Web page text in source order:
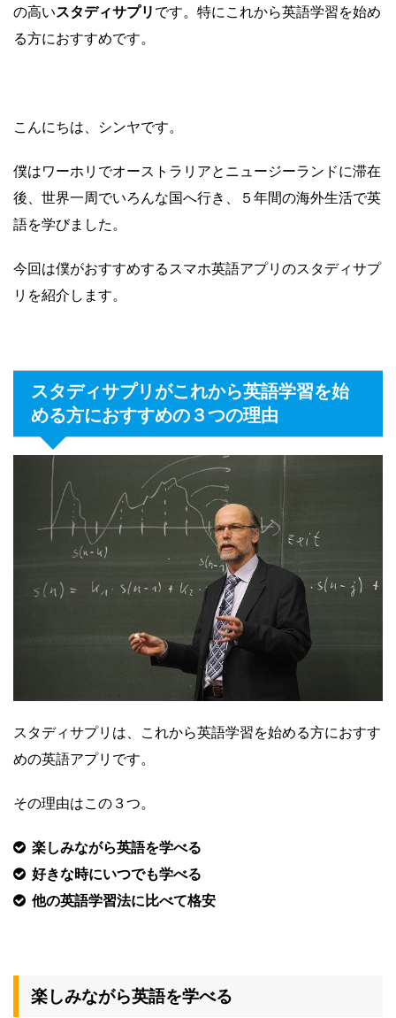
の高いスタディサプリ です。特にこれから英語学習を始め
る方におすすめです。
こんにちは、シンヤです。
僕はワーホリでオーストラリアとニュージーランドに滞在
後、世界一周でいろんな国へ行き、５年間の海外生活で英
語を学びました。
今回は僕がおすすめするスマホ英語アプリのスタディサプ
リを紹介します。
スタディサプリがこれから英語学習を始
める方におすすめの３つの理由
スタディサプリは、これから英語学習を始める方におすす
めの英語アプリです。
その理由はこの３つ。
楽しみながら英語を学べる
好きな時にいつでも学べる
他の英語学習法に比べて格安
楽しみながら英語を学べる